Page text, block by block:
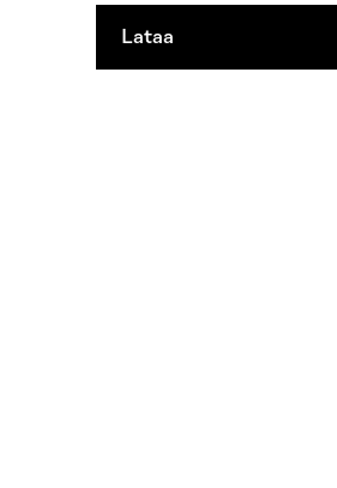
Lataa